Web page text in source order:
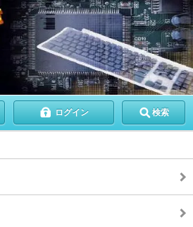
ログイン 検索